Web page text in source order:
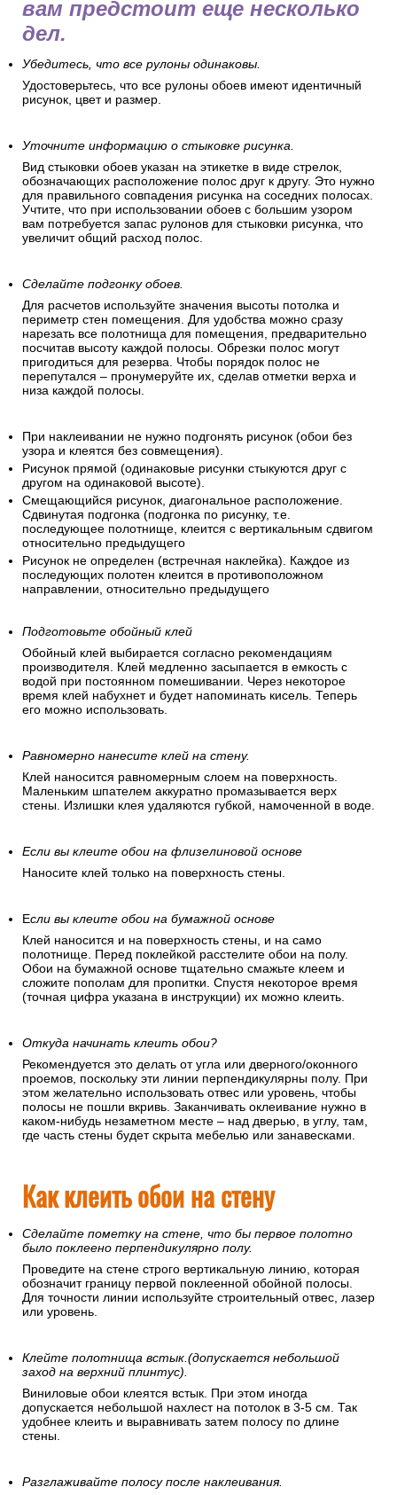
вам предстоит еще несколько
дел.
Убедитесь, что все рулоны одинаковы.
Удостоверьтесь, что все рулоны обоев имеют идентичный
рисунок, цвет и размер.
Уточните информацию о стыковке рисунка.
Вид стыковки обоев указан на этикетке в виде стрелок,
обозначающих расположение полос друг к другу. Это нужно
для правильного совпадения рисунка на соседних полосах.
Учтите, что при использовании обоев с большим узором
вам потребуется запас рулонов для стыковки рисунка, что
увеличит общий расход полос.
Сделайте подгонку обоев.
Для расчетов используйте значения высоты потолка и
периметр стен помещения. Для удобства можно сразу
нарезать все полотнища для помещения, предварительно
посчитав высоту каждой полосы. Обрезки полос могут
пригодиться для резерва. Чтобы порядок полос не
перепутался – пронумеруйте их, сделав отметки верха и
низа каждой полосы.
При наклеивании не нужно подгонять рисунок (обои без
узора и клеятся без совмещения).
Рисунок прямой (одинаковые рисунки стыкуются друг с
другом на одинаковой высоте).
Смещающийся рисунок, диагональное расположение.
Сдвинутая подгонка (подгонка по рисунку, т.е.
последующее полотнище, клеится с вертикальным сдвигом
относительно предыдущего
Рисунок не определен (встречная наклейка). Каждое из
последующих полотен клеится в противоположном
направлении, относительно предыдущего
Подготовьте обойный клей
Обойный клей выбирается согласно рекомендациям
производителя. Клей медленно засыпается в емкость с
водой при постоянном помешивании. Через некоторое
время клей набухнет и будет напоминать кисель. Теперь
его можно использовать.
Равномерно нанесите клей на стену.
Клей наносится равномерным слоем на поверхность.
Маленьким шпателем аккуратно промазывается верх
стены. Излишки клея удаляются губкой, намоченной в воде.
Если вы клеите обои на флизелиновой основе
Наносите клей только на поверхность стены.
Если вы клеите обои на бумажной основе
Клей наносится и на поверхность стены, и на само
полотнище. Перед поклейкой расстелите обои на полу.
Обои на бумажной основе тщательно смажьте клеем и
сложите пополам для пропитки. Спустя некоторое время
(точная цифра указана в инструкции) их можно клеить.
Откуда начинать клеить обои?
Рекомендуется это делать от угла или дверного/оконного
проемов, поскольку эти линии перпендикулярны полу. При
этом желательно использовать отвес или уровень, чтобы
полосы не пошли вкривь. Заканчивать оклеивание нужно в
каком-нибудь незаметном месте – над дверью, в углу, там,
где часть стены будет скрыта мебелью или занавесками.
Как клеить обои на стену
Сделайте пометку на стене, что бы первое полотно
было поклеено перпендикулярно полу.
Проведите на стене строго вертикальную линию, которая
обозначит границу первой поклеенной обойной полосы.
Для точности линии используйте строительный отвес, лазер
или уровень.
Клейте полотнища встык.(допускается небольшой
заход на верхний плинтус).
Виниловые обои клеятся встык. При этом иногда
допускается небольшой нахлест на потолок в 3-5 см. Так
удобнее клеить и выравнивать затем полосу по длине
стены.
Разглаживайте полосу после наклеивания.